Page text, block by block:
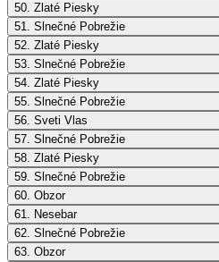
50. Zlaté Piesky
51. Slnečné Pobrežie
52. Zlaté Piesky
53. Slnečné Pobrežie
54. Zlaté Piesky
55. Slnečné Pobrežie
56. Sveti Vlas
57. Slnečné Pobrežie
58. Zlaté Piesky
59. Slnečné Pobrežie
60. Obzor
61. Nesebar
62. Slnečné Pobrežie
63. Obzor